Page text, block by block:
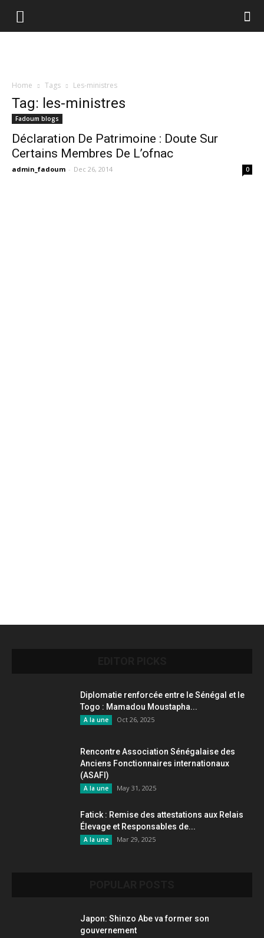
Home Tags Les-ministres
Tag: les-ministres
Fadoum blogs
Déclaration De Patrimoine : Doute Sur
Certains Membres De L’ofnac
admin_fadoum - Dec 26, 2014 0
Diplomatie renforcée entre le Sénégal et le
Togo : Mamadou Moustapha...
A la une Oct 26, 2025
Rencontre Association Sénégalaise des
Anciens Fonctionnaires internationaux
(ASAFI)
A la une May 31, 2025
Fatick : Remise des attestations aux Relais
Élevage et Responsables de...
A la une Mar 29, 2025
Japon: Shinzo Abe va former son
gouvernement